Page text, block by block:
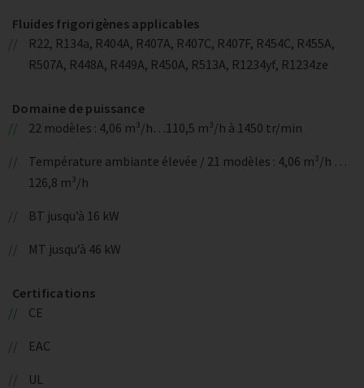
Fluides frigorigènes applicables
R22, R134a, R404A, R407A, R407C, R407F, R454C, R455A,
R507A, R448A, R449A, R450A, R513A, R1234yf, R1234ze
Domaine de puissance
22 modèles : 4,06 m³/h…110,5 m³/h à 1450 tr/min
Température ambiante élevée / 21 modèles : 4,06 m³/h …
126,8 m³/h
BT jusqu’à 16 kW
MT jusqu’à 46 kW
Certifications
CE
EAC
UL